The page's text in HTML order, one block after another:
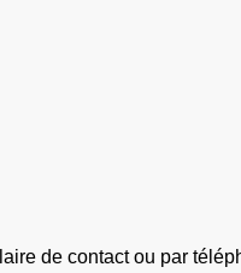
de contact ou par